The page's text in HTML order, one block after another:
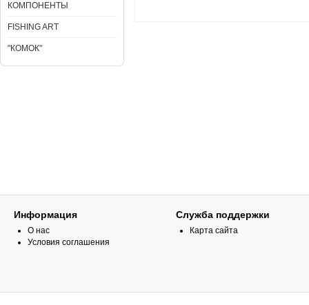
КОМПОНЕНТЫ
FISHING ART
"КОМОК"
Информация
О нас
Условия соглашения
Служба поддержки
Карта сайта